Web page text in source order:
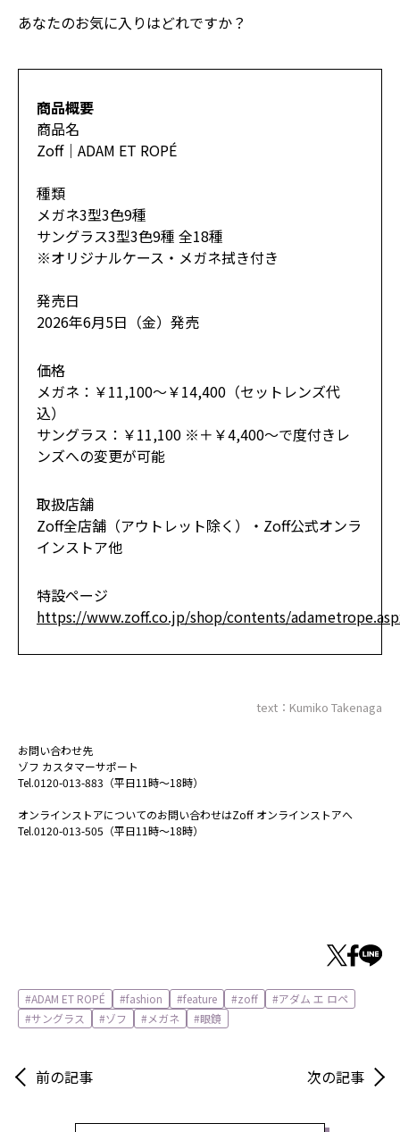
あなたのお気に入りはどれですか？
商品概要
商品名
Zoff｜ADAM ET ROPÉ
種類
メガネ3型3色9種
サングラス3型3色9種 全18種
※オリジナルケース・メガネ拭き付き
発売日
2026年6月5日（金）発売
価格
メガネ：￥11,100～￥14,400（セットレンズ代
込）
サングラス：￥11,100 ※＋￥4,400～で度付きレ
ンズへの変更が可能
取扱店舗
Zoff全店舗（アウトレット除く）・Zoff公式オンラ
インストア他
特設ページ
https://www.zoff.co.jp/shop/contents/
text：Kumiko Takenaga
お問い合わせ先
ゾフ カスタマーサポート
Tel.0120-013-883（平日11時～18時）
オンラインストアについてのお問い合わせはZoff オンラインストアへ
Tel.0120-013-505（平日11時～18時）
ADAM ET ROPÉ fashion feature zoff
アダム エ ロペ
サングラス
ゾフ メガネ 眼鏡
前の記事 次の記事